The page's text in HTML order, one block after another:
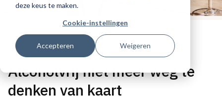
deze keus te maken.
Cookie-instellingen
Accepteren Weigeren
Tags:alcoholvrij
Gepubliceerd op: 22 april 2019
Alcoholvrij niet meer weg te
denken van kaart